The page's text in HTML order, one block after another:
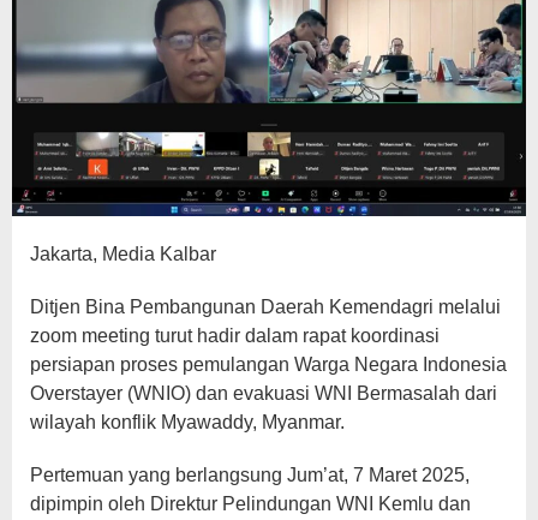
Jakarta, Media Kalbar
Ditjen Bina Pembangunan Daerah Kemendagri melalui
zoom meeting turut hadir dalam rapat koordinasi
persiapan proses pemulangan Warga Negara Indonesia
Overstayer (WNIO) dan evakuasi WNI Bermasalah dari
wilayah konflik Myawaddy, Myanmar.
Pertemuan yang berlangsung Jum’at, 7 Maret 2025,
dipimpin oleh Direktur Pelindungan WNI Kemlu dan